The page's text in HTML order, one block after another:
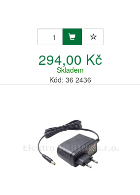
294,00 Kč
Skladem
Kód: 36 2436